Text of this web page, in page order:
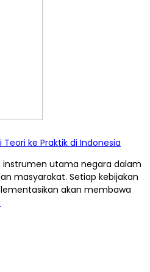
Teori ke Praktik di Indonesia
instrumen utama negara dalam
masyarakat. Setiap kebijakan
akan membawa